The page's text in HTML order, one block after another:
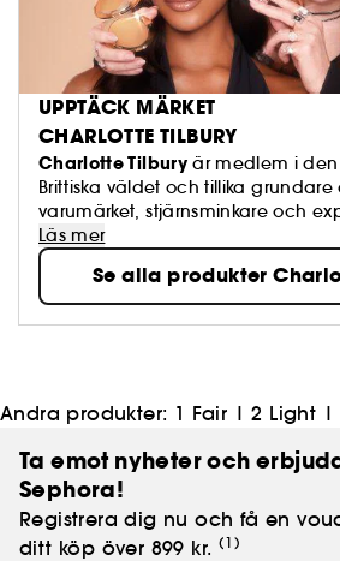
UPPTÄCK MÄRKET
CHARLOTTE TILBURY
Charlotte Tilburyär medlem i den
Brittiska väldet och tillika
varumärket, stjärnsminkare och
ansiktsvård och skapare av
Läs mer
Se alla produkter
Andra produkter: 1 Fair |2 Light |
Ta emot nyheter och
Sephora!
Registrera dig nu och få en
ditt köp över 899 kr. (1)